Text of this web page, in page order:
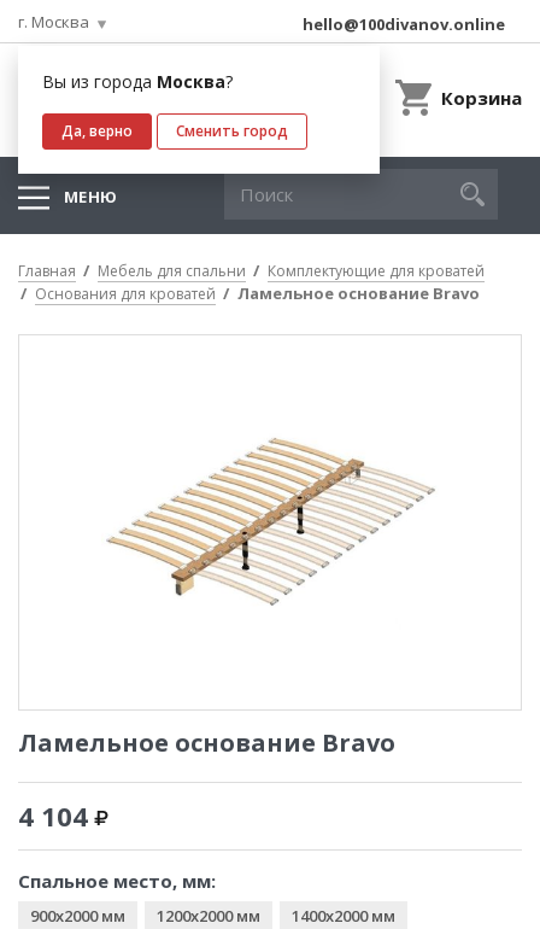
г. Москва
Вы из города Москва?
Да, верно Сменить город
hello@100divanov.online
Корзина
МЕНЮ
Главная Мебель для спальни
Комплектующие для кроватей
Основания для кроватей
Ламельное основание Bravo
Ламельное основание Bravo
4 104
Спальное место, мм:
900x2000 мм 1200x2000 мм
1400x2000 мм